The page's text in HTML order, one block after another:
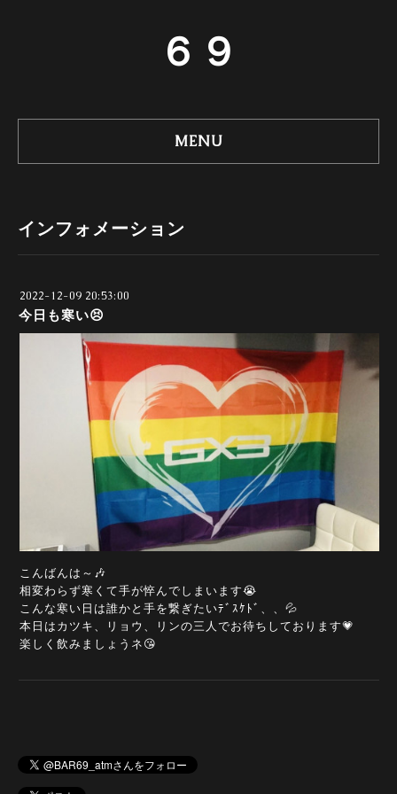
６９
MENU
インフォメーション
2022-12-09 20:53:00
今日も寒い😣
こんばんは～🎶
相変わらず寒くて手が悴んでしまいます😭
こんな寒い日は誰かと手を繋ぎたいﾃﾞｽｹﾄﾞ、、💦
本日はカツキ、リョウ、リンの三人でお待ちしております💗
楽しく飲みましょうネ😘